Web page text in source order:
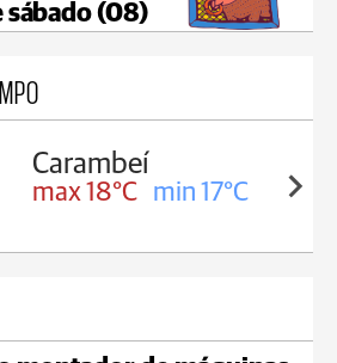
sábado (08)
Carambeí
max 18°C min 17°C